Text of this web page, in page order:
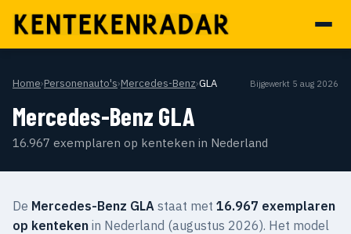
Home›Personenauto's›Mercedes-Benz›GLA Bijgewerkt 5 aug 2026
Mercedes-Benz GLA
16.967 exemplaren op kenteken in Nederland
De Mercedes-Benz GLA staat met 16.967 exemplaren
op kenteken in Nederland (augustus 2026). Het model